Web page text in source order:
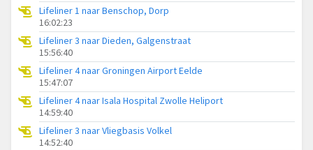
Lifeliner 1 naar Benschop, Dorp
16:02:23
Lifeliner 3 naar Dieden, Galgenstraat
15:56:40
Lifeliner 4 naar Groningen Airport Eelde
15:47:07
Lifeliner 4 naar Isala Hospital Zwolle Heliport
14:59:40
Lifeliner 3 naar Vliegbasis Volkel
14:52:40